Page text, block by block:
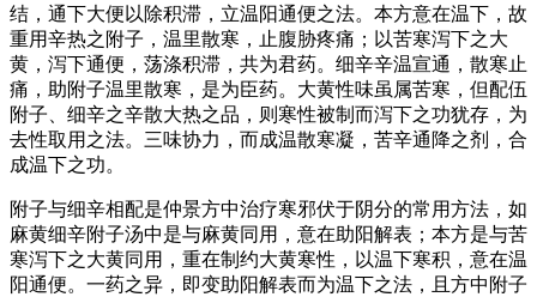
结，通下大便以除积滞，立温阳通便之法。本方意在温下，故
重用辛热之附子，温里散寒，止腹胁疼痛；以苦寒泻下之大
黄，泻下通便，荡涤积滞，共为君药。细辛辛温宣通，散寒止
痛，助附子温里散寒，是为臣药。大黄性味虽属苦寒，但配伍
附子、细辛之辛散大热之品，则寒性被制而泻下之功犹存，为
去性取用之法。三味协力，而成温散寒凝，苦辛通降之剂，合
成温下之功。
附子与细辛相配是仲景方中治疗寒邪伏于阴分的常用方法，如
麻黄细辛附子汤中是与麻黄同用，意在助阳解表；本方是与苦
寒泻下之大黄同用，重在制约大黄寒性，以温下寒积，意在温
阳通便。一药之异，即变助阳解表而为温下之法，且方中附子